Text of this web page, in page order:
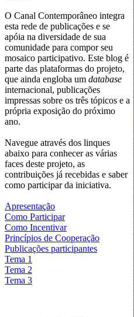
O Canal Contemporâneo integra
esta rede de publicações e se
apóia na diversidade de sua
comunidade para compor seu
mosaico participativo. Este blog é
parte das plataformas do projeto,
que ainda engloba um database
internacional, publicações
impressas sobre os três tópicos e a
própria exposição do próximo
ano.
Navegue através dos linques
abaixo para conhecer as várias
faces deste projeto, as
contribuições já recebidas e saber
como participar da iniciativa.
Apresentação
Como Participar
Como Incentivar
Princípios de Cooperação
Publicações participantes
Tema 1
Tema 2
Tema 3